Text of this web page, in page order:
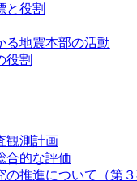
と役割
る地震本部の活動
役割
観測計画
合的な評価
の推進について（第３